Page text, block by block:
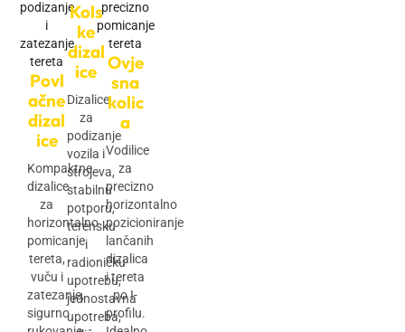
Povl
ačne
dizal
ice
Kompaktne
dizalice
za
horizontalno
pomicanje
tereta,
vuču i
zatezanje,
sigurno
Kols
ke
dizal
ice
Dizalice
za
podizanje
vozila i
strojeva,
stabilnu
potporu,
terensku
i
radioničku
upotrebu,
jednostavna
upotreba,
Ovje
sna
kolic
a
Vodilice
za
precizno
horizontalno
pozicioniranje
lančanih
dizalica
i tereta
po I-
profilu.